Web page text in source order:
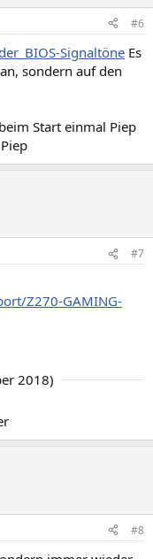
#6
Signaltöne Es
sondern auf den
Start einmal Piep
#7
Z270-GAMING-
2018)
#8